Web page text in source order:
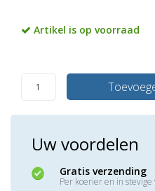
Artikel is op voorraad
Uw voordelen
Gratis verzending
Per koerier en in